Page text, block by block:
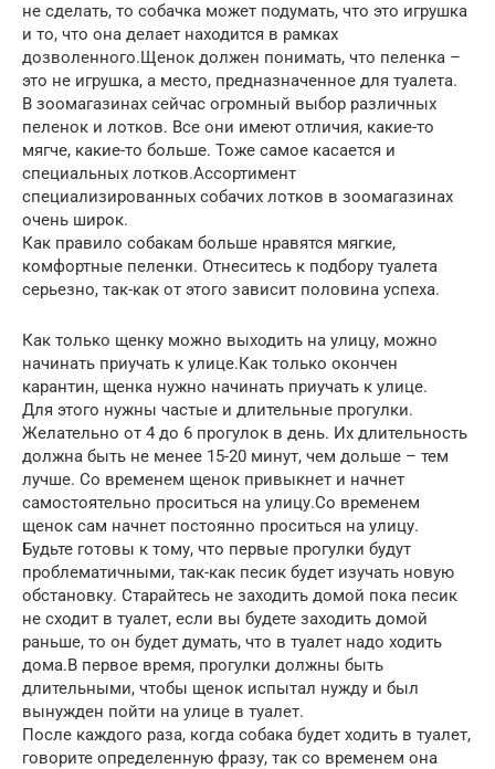
не сделать, то собачка может подумать, что это игрушка
и то, что она делает находится в рамках
дозволенного.Щенок должен понимать, что пеленка –
это не игрушка, а место, предназначенное для туалета.
В зоомагазинах сейчас огромный выбор различных
пеленок и лотков. Все они имеют отличия, какие-то
мягче, какие-то больше. Тоже самое касается и
специальных лотков.Ассортимент
специализированных собачих лотков в зоомагазинах
очень широк.
Как правило собакам больше нравятся мягкие,
комфортные пеленки. Отнеситесь к подбору туалета
серьезно, так-как от этого зависит половина успеха.
Как только щенку можно выходить на улицу, можно
начинать приучать к улице.Как только окончен
карантин, щенка нужно начинать приучать к улице.
Для этого нужны частые и длительные прогулки.
Желательно от 4 до 6 прогулок в день. Их длительность
должна быть не менее 15-20 минут, чем дольше – тем
лучше. Со временем щенок привыкнет и начнет
самостоятельно проситься на улицу.Со временем
щенок сам начнет постоянно проситься на улицу.
Будьте готовы к тому, что первые прогулки будут
проблематичными, так-как песик будет изучать новую
обстановку. Старайтесь не заходить домой пока песик
не сходит в туалет, если вы будете заходить домой
раньше, то он будет думать, что в туалет надо ходить
дома.В первое время, прогулки должны быть
длительными, чтобы щенок испытал нужду и был
вынужден пойти на улице в туалет.
После каждого раза, когда собака будет ходить в туалет,
говорите определенную фразу, так со временем она